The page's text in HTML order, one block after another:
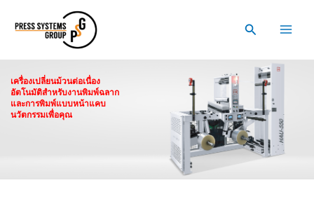
Search
เครื่องเปลี่ยนม้วนต่อเนื่อง
อัตโนมัติสำหรับงานพิมพ์ฉลาก
และการพิมพ์แบบหน้าแคบ
นวัตกรรมเพื่อคุณ